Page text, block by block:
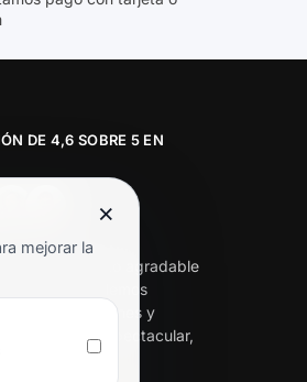
DE 4,6 SOBRE 5 EN
calidad y trato agradable
excelentes. Hemos
en varias ocasiones y
respuesta. Espectacular,
×
mejorar la